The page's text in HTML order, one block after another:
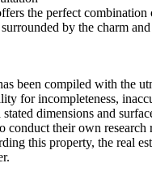
the perfect
by the charm
been compiled with the
for incompleteness,
dimensions and
conduct their own research
this property, the real